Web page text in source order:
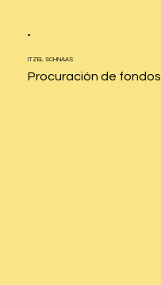
ITZEL SCHNAAS
Procuración de fondos